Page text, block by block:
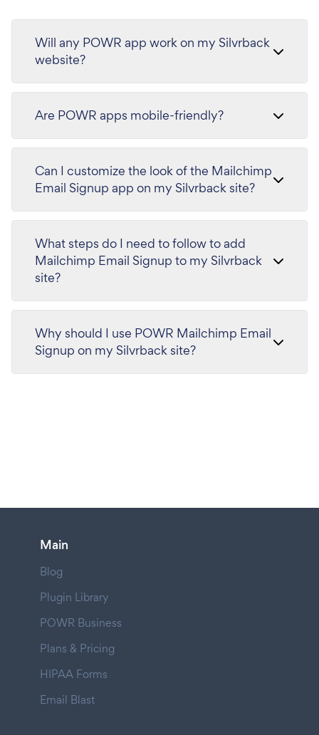
Will any POWR app work on my Silvrback
website?
Are POWR apps mobile-friendly?
Can I customize the look of the Mailchimp
Email Signup app on my Silvrback site?
What steps do I need to follow to add
Mailchimp Email Signup to my Silvrback
site?
Why should I use POWR Mailchimp Email
Signup on my Silvrback site?
Main
Blog
Plugin Library
POWR Business
Plans & Pricing
HIPAA Forms
Email Blast